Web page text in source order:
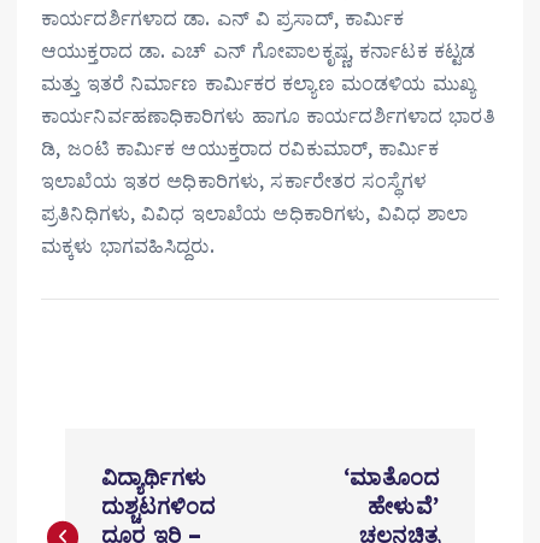
ಕಾರ್ಯದರ್ಶಿಗಳಾದ ಡಾ. ಎನ್‌ ವಿ ಪ್ರಸಾದ್‌, ಕಾರ್ಮಿಕ
ಆಯುಕ್ತರಾದ ಡಾ. ಎಚ್‌ ಎನ್‌ ಗೋಪಾಲಕೃಷ್ಣ, ಕರ್ನಾಟಕ ಕಟ್ಟಡ
ಮತ್ತು ಇತರೆ ನಿರ್ಮಾಣ ಕಾರ್ಮಿಕರ ಕಲ್ಯಾಣ ಮಂಡಳಿಯ ಮುಖ್ಯ
ಕಾರ್ಯನಿರ್ವಹಣಾಧಿಕಾರಿಗಳು ಹಾಗೂ ಕಾರ್ಯದರ್ಶಿಗಳಾದ ಭಾರತಿ
ಡಿ, ಜಂಟಿ ಕಾರ್ಮಿಕ ಆಯುಕ್ತರಾದ ರವಿಕುಮಾರ್‌, ಕಾರ್ಮಿಕ
ಇಲಾಖೆಯ ಇತರ ಅಧಿಕಾರಿಗಳು, ಸರ್ಕಾರೇತರ ಸಂಸ್ಥೆಗಳ
ಪ್ರತಿನಿಧಿಗಳು, ವಿವಿಧ ಇಲಾಖೆಯ ಅಧಿಕಾರಿಗಳು, ವಿವಿಧ ಶಾಲಾ
ಮಕ್ಕಳು ಭಾಗವಹಿಸಿದ್ದರು.
ವಿದ್ಯಾರ್ಥಿಗಳು
ದುಶ್ಚಟಗಳಿಂದ
ದೂರ ಇರಿ –
‘ಮಾತೊಂದ
ಹೇಳುವೆ’
ಚಲನಚಿತ್ರ